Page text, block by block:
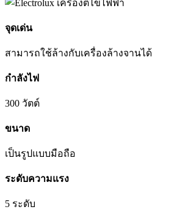
จุดเด่น
สามารถใช้ล้างกับเครื่องล้างจานได้
กำลังไฟ
300 วัตต์
ขนาด
เป็นรูปแบบมือถือ
ระดับความแรง
5 ระดับ